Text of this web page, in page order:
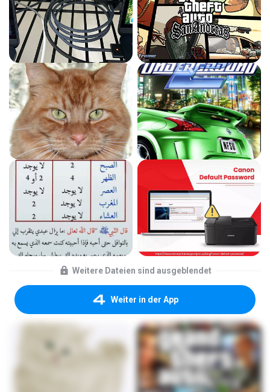
Weitere Dateien sind ausgeblendet
Weiter in der App